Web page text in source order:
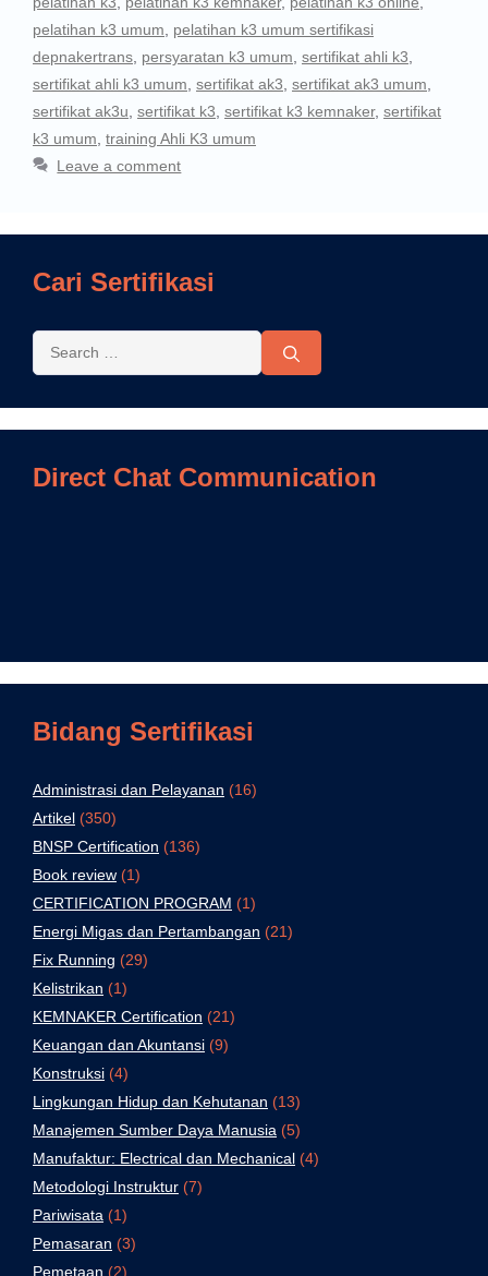
pelatihan k3 umum
pelatihan k3 umum sertifikasi
depnakertrans persyaratan k3 umum sertifikat ahli k3
sertifikat ahli k3 umum sertifikat ak3 sertifikat ak3 umum
sertifikat ak3u sertifikat k3 sertifikat k3 kemnaker, sertifikat
k3 umum training Ahli K3 umum
Leave a comment
Cari Sertifikasi
Direct Chat Communication
Bidang Sertifikasi
Administrasi dan Pelayanan (16)
Artikel (350)
BNSP Certification (136)
Book review (1)
CERTIFICATION PROGRAM (1)
Energi Migas dan Pertambangan (21)
Fix Running (29)
Kelistrikan (1)
KEMNAKER Certification (21)
Keuangan dan Akuntansi (9)
Konstruksi (4)
Lingkungan Hidup dan Kehutanan (13)
Manajemen Sumber Daya Manusia (5)
Manufaktur: Electrical dan Mechanical (4)
Metodologi Instruktur (7)
Pariwisata (1)
Pemasaran (3)
Pemetaan (2)